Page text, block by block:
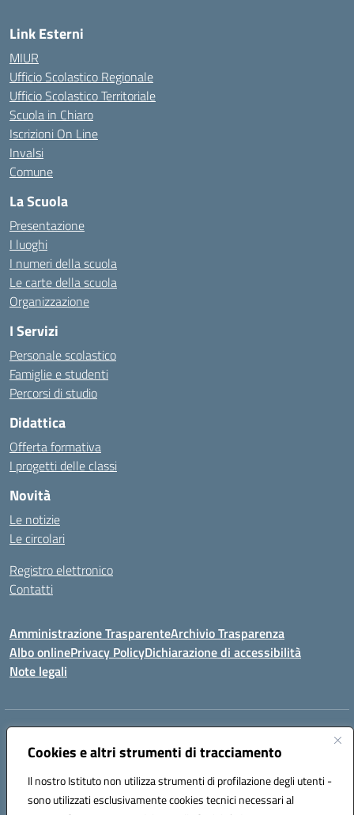
Cookies e altri strumenti di tracciamento
Il nostro Istituto non utilizza strumenti di profilazione degli utenti -
sono utilizzati esclusivamente cookies tecnici necessari al
Link Esterni
MIUR
Ufficio Scolastico Regionale
Ufficio Scolastico Territoriale
Scuola in Chiaro
Iscrizioni On Line
Invalsi
Comune
La Scuola
Presentazione
I luoghi
I numeri della scuola
Le carte della scuola
Organizzazione
I Servizi
Personale scolastico
Famiglie e studenti
Percorsi di studio
Didattica
Offerta formativa
I progetti delle classi
Novità
Le notizie
Le circolari
Registro elettronico
Contatti
Amministrazione TrasparenteArchivio Trasparenza
Albo onlinePrivacy PolicyDichiarazione di accessibilità
Note legali
Indirizzo:
Centralino:096721161 Email:czic869004@istruzione.it
Codice fiscale: 84000710792